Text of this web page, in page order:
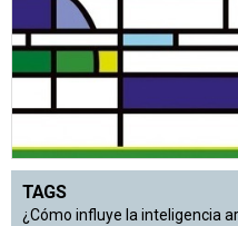
TAGS
¿Cómo influye la inteligencia